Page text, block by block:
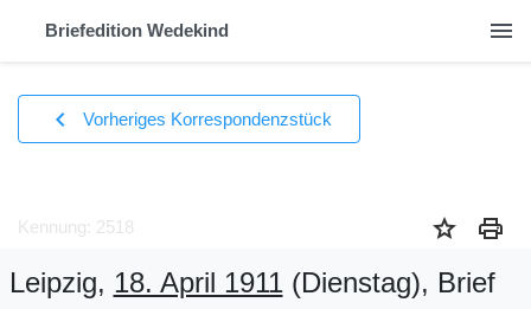
Briefedition Wedekind menu
chevron_left Vorheriges Korrespondenzstück
Kennung: 2518 star print
Leipzig, 18. April 1911(Dienstag), Brief